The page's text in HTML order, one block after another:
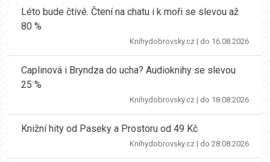
Léto bude čtivé. Čtení na chatu i k moři se slevou až
80 %
Knihydobrovsky.cz | do 16.08.2026
Caplinová i Bryndza do ucha? Audioknihy se slevou
25 %
Knihydobrovsky.cz | do 18.08.2026
Knižní hity od Paseky a Prostoru od 49 Kč
Knihydobrovsky.cz | do 28.08.2026